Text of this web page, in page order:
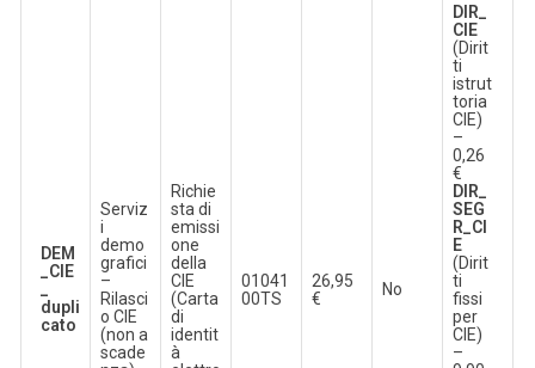
DEM
_CIE
dupli
cato
Serviz
i
demo
grafici
–
Rilasci
o CIE
(non a
scade
Richie
sta di
emissi
one
della
CIE
(Carta
di
identit
à
01041
00TS
26,95
€
No
DIR_
CIE
(Dirit
ti
istrut
toria
CIE)
–
0,26
€
DIR_
SEG
R_CI
E
(Dirit
ti
fissi
per
CIE)
–